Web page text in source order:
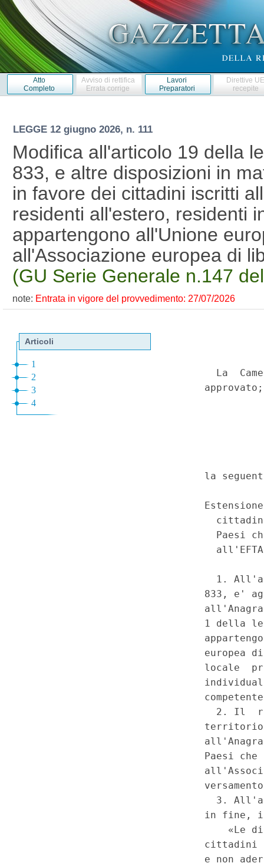
Atto
Completo
Avviso di rettifica
Errata corrige
Lavori
Preparatori
Direttive
recepite
LEGGE 12 giugno 2026, n. 111
Modifica all'articolo 19 della
833, e altre disposizioni in
in favore dei cittadini iscritti
residenti all'estero, residenti
appartengono all'Unione
all'Associazione europea di
(GU Serie Generale n.147
note: Entrata in vigore del provvedimento: 27/07/2026